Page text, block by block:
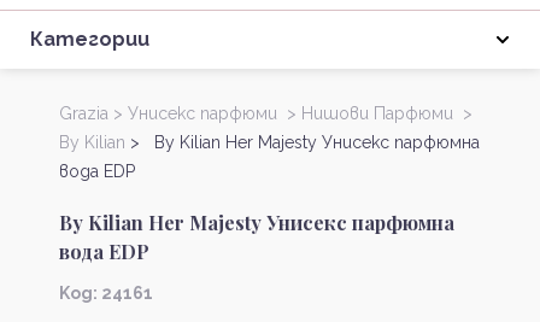
Категории
Grazia > Унисекс парфюми > Нишови Парфюми >
By Kilian > By Kilian Her Majesty Унисекс парфюмна
вода EDP
By Kilian Her Majesty Унисекс парфюмна
вода EDP
Kод: 24161